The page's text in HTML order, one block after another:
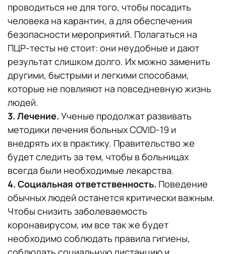
проводиться не для того, чтобы посадить
человека на карантин, а для обеспечения
безопасности мероприятий. Полагаться на
ПЦР-тесты не стоит: они неудобные и дают
результат слишком долго. Их можно заменить
другими, быстрыми и легкими способами,
которые не повлияют на повседневную жизнь
людей.
3. Лечение. Ученые продолжат развивать
методики лечения больных COVID-19 и
внедрять их в практику. Правительство же
будет следить за тем, чтобы в больницах
всегда были необходимые лекарства.
4. Социальная ответственность. Поведение
обычных людей останется критически важным.
Чтобы снизить заболеваемость
коронавирусом, им все так же будет
необходимо соблюдать правила гигиены,